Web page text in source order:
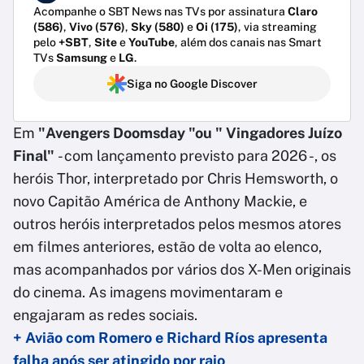
Acompanhe o SBT News nas TVs por assinatura Claro
(586), Vivo (576), Sky (580) eOi (175), via streaming
pelo+SBT, SiteeYouTube, além dos canais nas Smart
TVsSamsunge LG.
Siga no Google Discover
Em "Avengers Doomsday "ou " Vingadores Juízo
Final" - com lançamento previsto para 2026 -, os
heróis Thor, interpretado por Chris Hemsworth, o
novo Capitão América de Anthony Mackie, e
outros heróis interpretados pelos mesmos atores
em filmes anteriores, estão de volta ao elenco,
mas acompanhados por vários dos X-Men originais
do cinema. As imagens movimentaram e
engajaram as redes sociais.
+ Avião com Romero e Richard Ríos apresenta